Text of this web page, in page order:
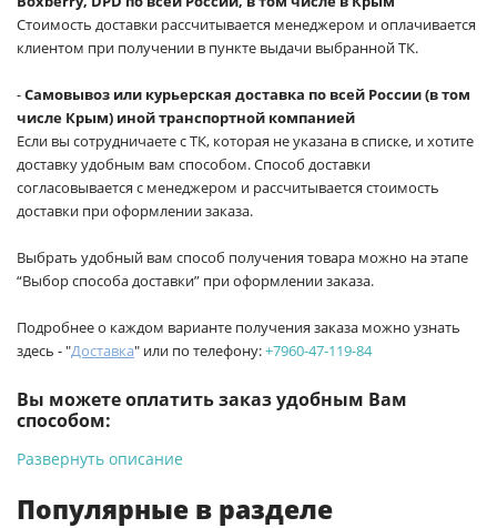
Стоимость доставки рассчитывается менеджером и оплачивается
клиентом при получении в пункте выдачи выбранной ТК.
-Самовывоз или курьерская доставка по всей России (в том
числе Крым) иной транспортной компанией
Если вы сотрудничаете с ТК, которая не указана в списке, и хотите
доставку удобным вам способом. Способ доставки
согласовывается с менеджером и рассчитывается стоимость
доставки при оформлении заказа.
Выбрать удобный вам способ получения товара можно на этапе
“Выбор способа доставки” при оформлении заказа.
Подробнее о каждом варианте получения заказа можно узнать
здесь - "Доставка" или по телефону:+7960-47-119-84
Вы можете оплатить заказ удобным Вам
способом:
-Банковской картой на сайте ProffЭлектро. Данный вид
Развернуть описание
Популярные в разделе